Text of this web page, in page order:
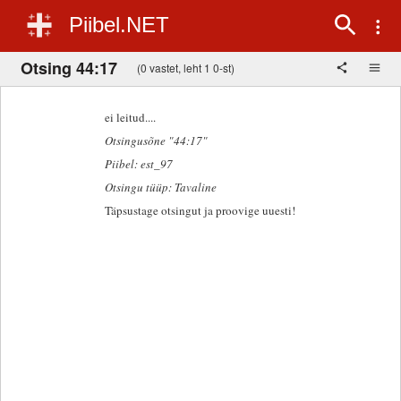
Piibel.NET
Otsing 44:17 (0 vastet, leht 1 0-st)
ei leitud....
Otsingusõne "44:17"
Piibel: est_97
Otsingu tüüp: Tavaline
Täpsustage otsingut ja proovige uuesti!